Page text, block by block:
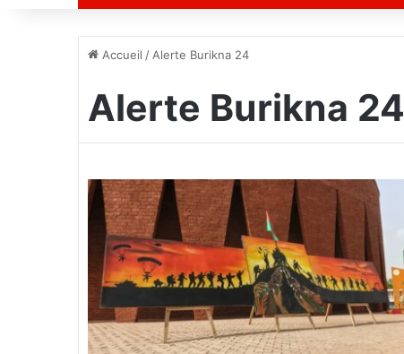
Accueil / Alerte Burikna 24
Alerte Burikna 24